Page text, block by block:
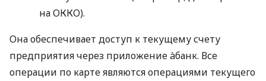
на ОККО).
Она обеспечивает доступ к текущему счету
предприятия через приложение àбанк. Все
операции по карте являются операциями текущего